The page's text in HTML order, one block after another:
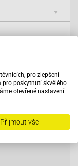
pro zlepšení
pro poskytnutí skvělého
otevřené nastavení.
Přijmout vše